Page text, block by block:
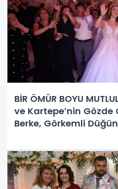
BİR ÖMÜR BOYU
ve Kartepe’nin
Berke, Görkemli